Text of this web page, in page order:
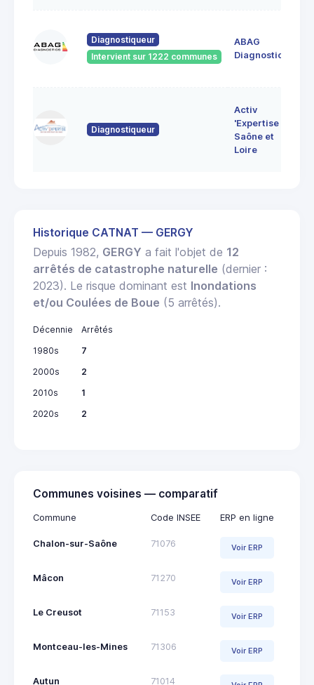
Diagnostiqueur
Intervient sur 1222 communes
ABAG
Diagnostics
Diagnostiqueur
Activ
'Expertise
Saône et
Loire
Historique CATNAT — GERGY
Depuis 1982, GERGY a fait l'objet de 12
arrêtés de catastrophe naturelle (dernier :
2023). Le risque dominant est Inondations
et/ou Coulées de Boue (5 arrêtés).
Décennie
Arrêtés
1980s
7
2000s
2
2010s
1
2020s
2
Communes voisines — comparatif
Commune Code INSEE ERP en ligne
Chalon-sur-Saône 71076 Voir ERP
Mâcon 71270 Voir ERP
Le Creusot 71153 Voir ERP
Montceau-les-Mines 71306 Voir ERP
Autun 71014